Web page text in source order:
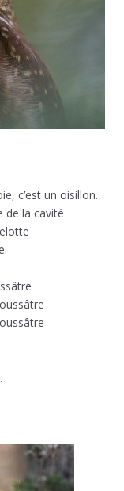
c’est un oisillon.
de la cavité